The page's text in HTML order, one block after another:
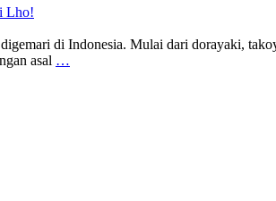
Lho!
di Indonesia. Mulai dari dorayaki,
asal …